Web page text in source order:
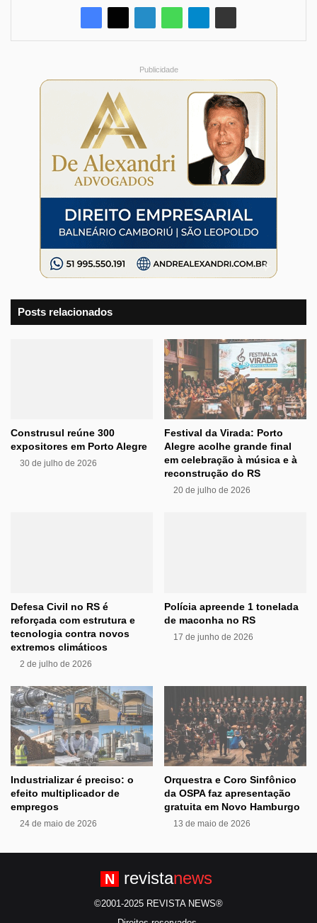
Publicidade
Posts relacionados
Construsul reúne 300
expositores em Porto Alegre
30 de julho de 2026
Festival da Virada: Porto
Alegre acolhe grande final
em celebração à música e à
reconstrução do RS
20 de julho de 2026
Defesa Civil no RS é
reforçada com estrutura e
tecnologia contra novos
extremos climáticos
2 de julho de 2026
Polícia apreende 1 tonelada
de maconha no RS
17 de junho de 2026
Industrializar é preciso: o
efeito multiplicador de
empregos
24 de maio de 2026
Orquestra e Coro Sinfônico
da OSPA faz apresentação
gratuita em Novo Hamburgo
13 de maio de 2026
N revistanews
©2001-2025 REVISTA NEWS®